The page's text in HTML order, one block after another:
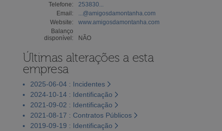
Telefone:
253830...
Email:
...@amigosdamontanha.com
Website:
www.amigosdamontanha.com
Balanço
disponível:
NÃO
Últimas alterações a esta
empresa
2025-06-04 : Incidentes
2024-10-14 : Identificação
2021-09-02 : Identificação
2021-08-17 : Contratos Públicos
2019-09-19 : Identificação